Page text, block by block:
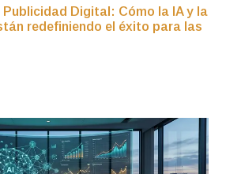
Publicidad Digital: Cómo la IA y la
redefiniendo el éxito para las